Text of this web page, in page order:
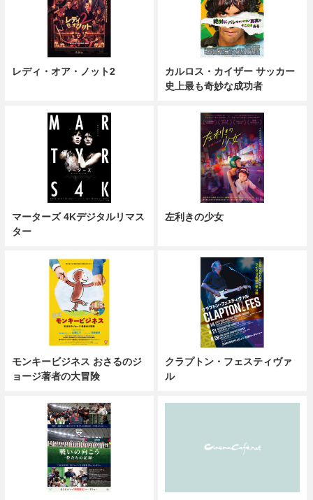
レディ・オア・ノット2
カルロス・カイザー サッカー
史上最も奇妙な成功者
マーターズ 4Kデジタルリマス
ター
左利きの少女
モンキービジネス おさるのジ
ョージ著者の大冒険
クラプトン・フェスティヴァ
ル